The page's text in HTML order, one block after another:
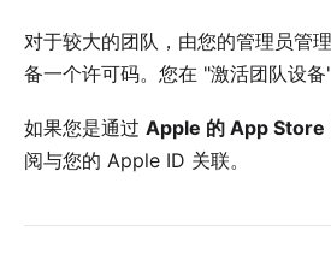
对于较大的团队，由您的管理员管
备一个许可码。您在 "激活团队设备
如果您是通过 Apple 的 App Store
阅与您的 Apple ID 关联。